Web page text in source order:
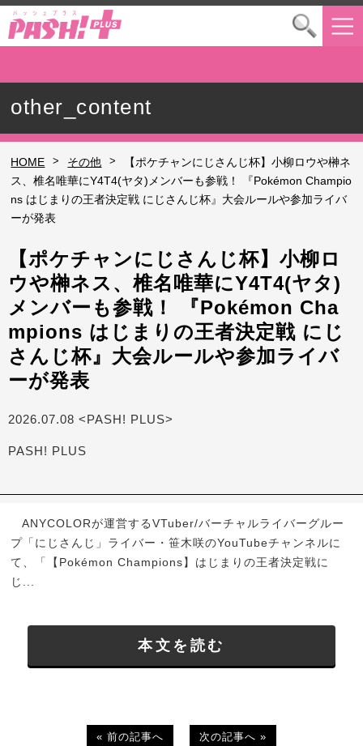
other_content
HOME > その他 >
【ポケチャンにじさんじ杯】小柳ロウや榊ネ
ス、椎名唯華にY4T4(ヤタ)メンバーも参戦！ 『Pokémon Champio
ns はじまりの王者決定戦 にじさんじ杯』大会ルールや参加ライバ
ーが発表
【ポケチャンにじさんじ杯】小柳ロ
ウや榊ネス、椎名唯華にY4T4(ヤタ)
メンバーも参戦！ 『Pokémon Cha
mpions はじまりの王者決定戦 にじ
さんじ杯』大会ルールや参加ライバ
ーが発表
2026.07.08 <PASH! PLUS>
PASH! PLUS
ANYCOLORが運営するVTuber/バーチャルライバーグルー
プ「にじさんじ」ライバー・笹木咲のYouTubeチャンネルに
て、「【Pokémon Champions】はじまりの王者決定戦に
じ...
本文を読む
« 前の記事へ 次の記事へ »